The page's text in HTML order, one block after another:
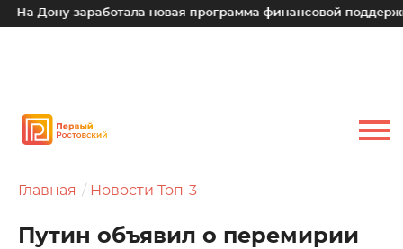
Дону заработала новая программа финансовой поддержки
Главная Новости Топ-3
Путин объявил о перемирии